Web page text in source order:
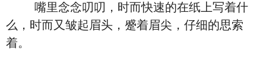
嘴里念念叨叨，时而快速的在纸上写着什
么，时而又皱起眉头，蹙着眉尖，仔细的思索
着。